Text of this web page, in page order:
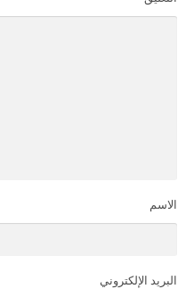
الاسم
البريد الإلكتروني